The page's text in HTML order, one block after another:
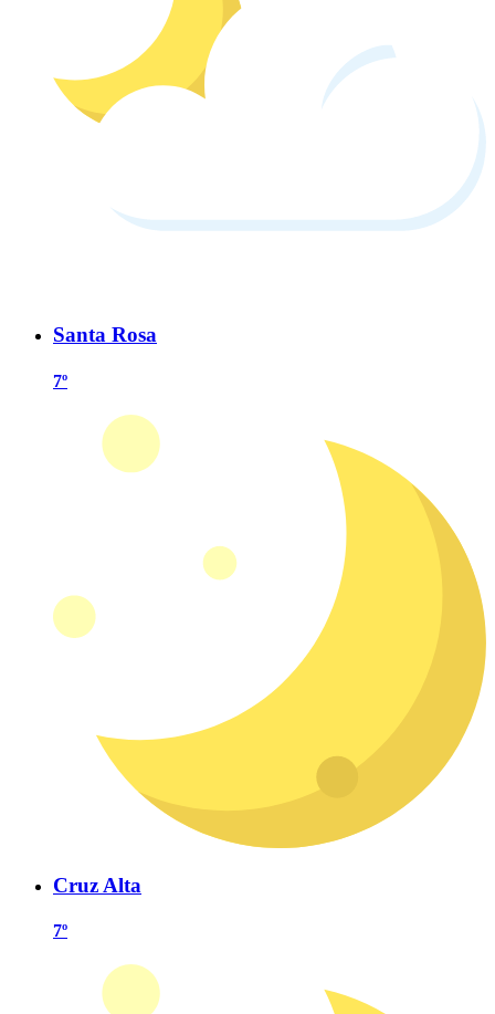
Santa Rosa
7º
Cruz Alta
7º